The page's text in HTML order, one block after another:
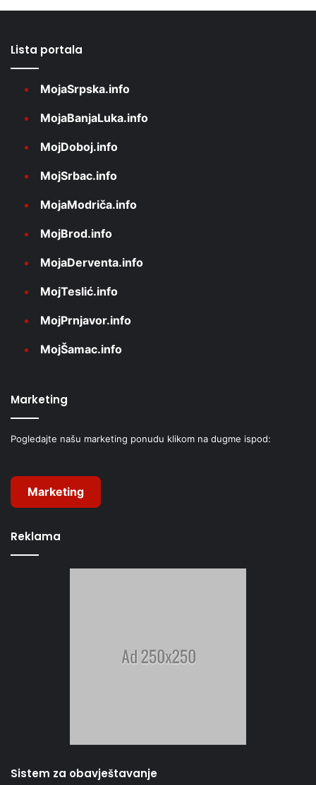
Lista portala
MojaSrpska.info
MojaBanjaLuka.info
MojDoboj.info
MojSrbac.info
MojaModriča.info
MojBrod.info
MojaDerventa.info
MojTeslić.info
MojPrnjavor.info
MojŠamac.info
Marketing
Pogledajte našu marketing ponudu klikom na dugme ispod:
Marketing
Reklama
Sistem za obavještavanje